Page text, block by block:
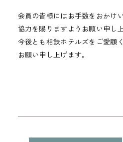
会員の皆様にはお手数をおかけ
協力を賜りますようお願い申し
今後とも相鉄ホテルズをご愛顧
お願い申し上げます。